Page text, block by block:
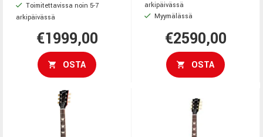
Toimitettavissa noin 5-7
arkipäivässä
€1999,00
OSTA
arkipäivässä
Myymälässä
€2590,00
OSTA